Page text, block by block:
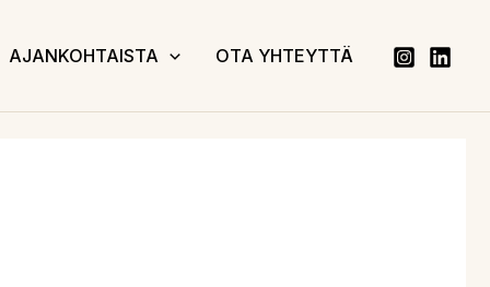
AJANKOHTAISTA OTA YHTEYTTÄ